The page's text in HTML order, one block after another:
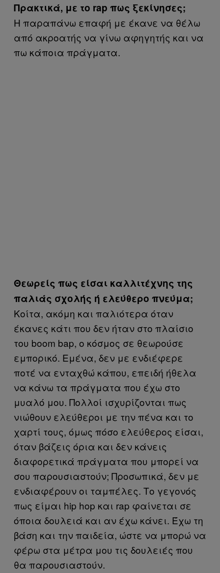
Πρακτικά, με το rap πως ξεκίνησες;
Η παραπάνω επαφή με έκανε να θέλω
από ακροατής να γίνω αφηγητής και να
πω κάποια πράγματα.
Θεωρείς πως είσαι καλλιτέχνης της
παλιάς σχολής ή ελεύθερο πνεύμα;
Κοίτα, ακόμη και παλιότερα όταν
έκανες κάτι που δεν ήταν στο πλαίσιο
του boom bap, ο κόσμος σε θεωρούσε
εμπορικό. Εμένα, δεν με ενδιέφερε
ποτέ να ενταχθώ κάπου, επειδή ήθελα
να κάνω τα πράγματα που έχω στο
μυαλό μου. Πολλοί ισχυρίζονται πως
νιώθουν ελεύθεροι με την πένα και το
χαρτί τους, όμως πόσο ελεύθερος είσαι,
όταν βάζεις όρια και δεν κάνεις
διαφορετικά πράγματα που μπορεί να
σου παρουσιαστούν; Προσωπικά, δεν με
ενδιαφέρουν οι ταμπέλες. Το γεγονός
πως είμαι hip hop και rap φαίνεται σε
όποια δουλειά και αν έχω κάνει. Έχω τη
βάση και την παιδεία, ώστε να μπορώ να
φέρω στα μέτρα μου τις δουλειές που
θα παρουσιαστούν.